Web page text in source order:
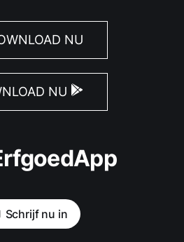
NU
NU
Schrijf nu in